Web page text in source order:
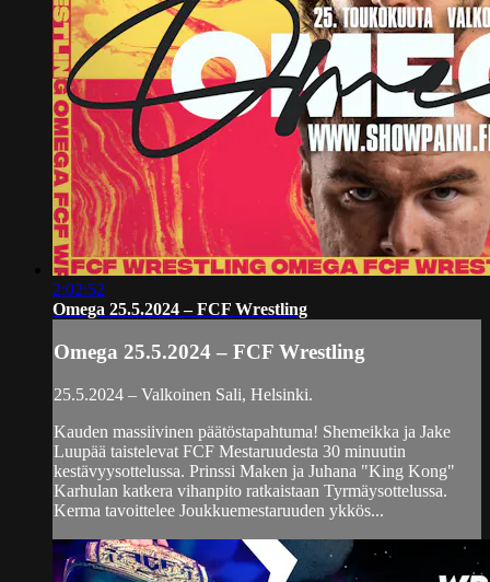
2:02:52
Omega 25.5.2024 – FCF Wrestling
Omega 25.5.2024 – FCF Wrestling
25.5.2024 – Valkoinen Sali, Helsinki.
Kauden massiivinen päätöstapahtuma! Shemeikka ja Jake
Luupää taistelevat FCF Mestaruudesta 30 minuutin
kestävyysottelussa. Prinssi Maken ja Juhana "King Kong"
Karhulan katkera vihanpito ratkaistaan Tyrmäysottelussa.
Kerma tavoittelee Joukkuemestaruuden ykkös...